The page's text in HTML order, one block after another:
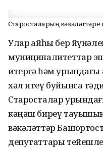
Старосталарҙың вәкәләттәре
Улар ҡайһы бер
муниципалитеттар
итергә һәм урындағы
хәл итеү буйынса
Старосталар
кәңәш биреү
вәкәләттәр
депутаттары